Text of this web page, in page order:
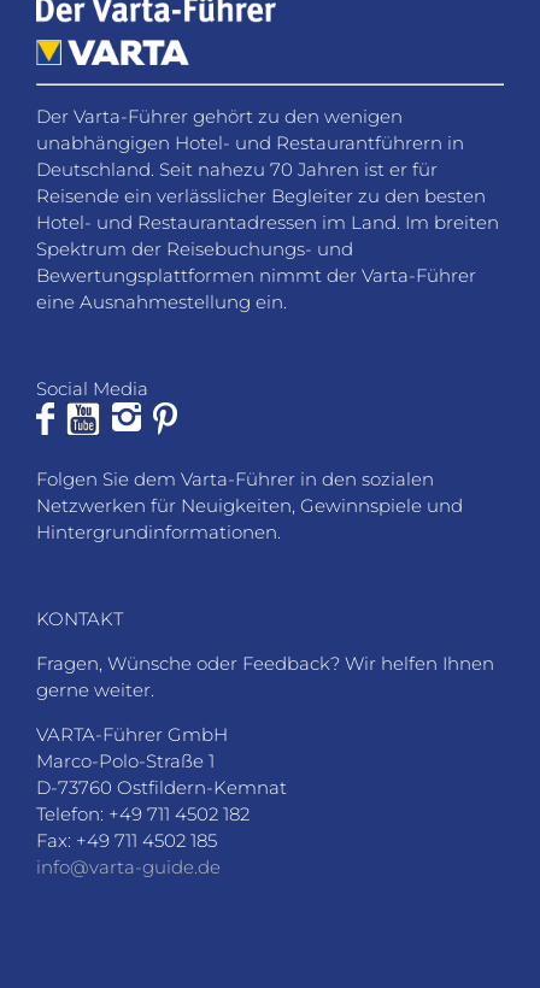
Der Varta-Führer gehört zu den wenigen
unabhängigen Hotel- und Restaurantführern in
Deutschland. Seit nahezu 70 Jahren ist er für
Reisende ein verlässlicher Begleiter zu den besten
Hotel- und Restaurantadressen im Land. Im breiten
Spektrum der Reisebuchungs- und
Bewertungsplattformen nimmt der Varta-Führer
eine Ausnahmestellung ein.
Social Media
Folgen Sie dem Varta-Führer in den sozialen
Netzwerken für Neuigkeiten, Gewinnspiele und
Hintergrundinformationen.
KONTAKT
Fragen, Wünsche oder Feedback? Wir helfen Ihnen
gerne weiter.
VARTA-Führer GmbH
Marco-Polo-Straße 1
D-73760 Ostfildern-Kemnat
Telefon: +49 711 4502 182
Fax: +49 711 4502 185
info@varta-guide.de